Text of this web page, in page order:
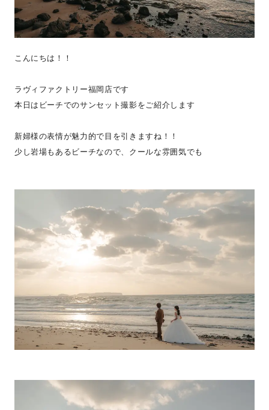
こんにちは！！
ラヴィファクトリー福岡店です
本日はビーチでのサンセット撮影をご紹介します
新婦様の表情が魅力的で目を引きますね！！
少し岩場もあるビーチなので、クールな雰囲気でも